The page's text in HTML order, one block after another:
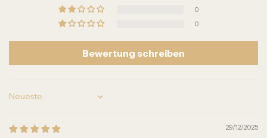
0
0
Bewertung schreiben
Sort by
29/12/2025